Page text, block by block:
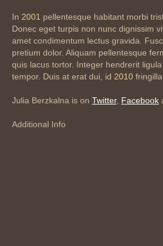
In 2001 pellentesque habitant morbi
Donec eget turpis non nunc dignissim
amet condimentum lectus gravida.
pretium dolor. Aliquam pellentesque
quis lacus tortor. Integer hendrerit
tempor. Duis at erat dui, id 2010
Julia Berzkalna is on Twitter, Facebook
Additional Info